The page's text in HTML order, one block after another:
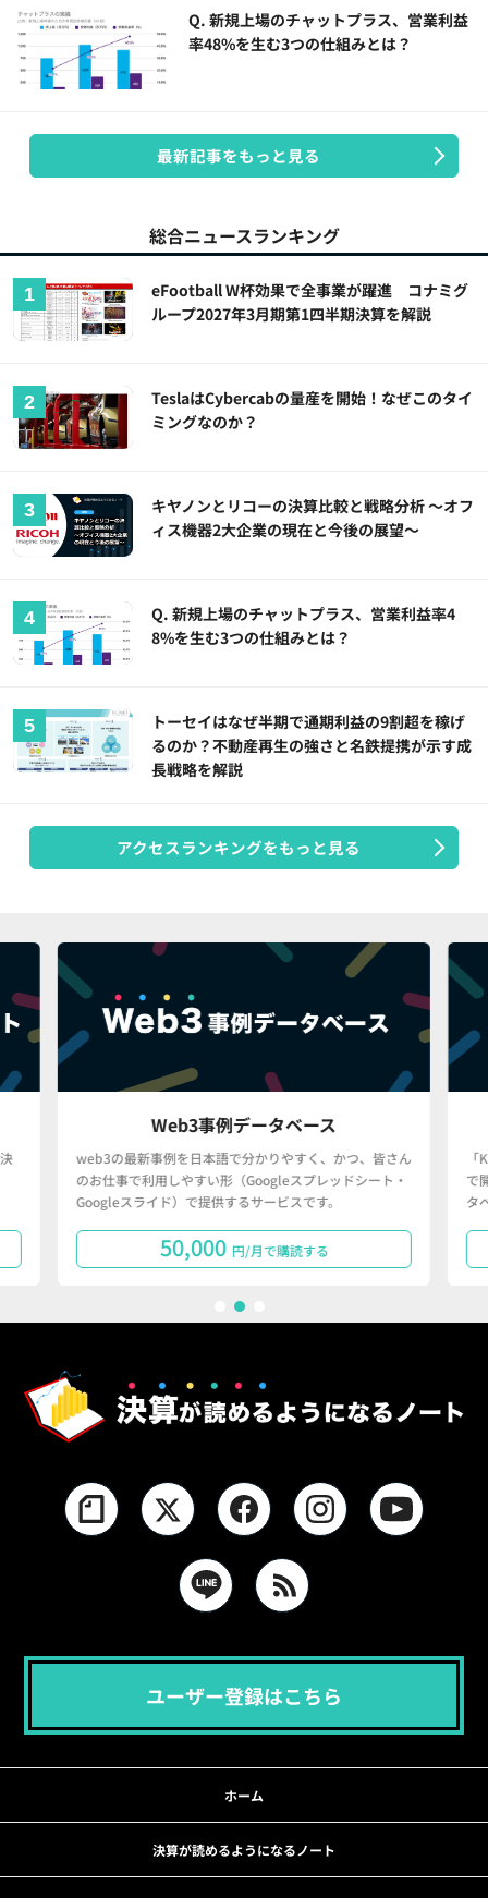
Q. 新規上場のチャットプラス、営業利益
率48%を生む3つの仕組みとは？
最新記事をもっと見る
総合ニュースランキング
eFootball W杯効果で全事業が躍進 コナミグ
ループ2027年3月期第1四半期決算を解説
TeslaはCybercabの量産を開始！なぜこのタイ
ミングなのか？
キヤノンとリコーの決算比較と戦略分析 ～オフ
ィス機器2大企業の現在と今後の展望～
Q. 新規上場のチャットプラス、営業利益率4
8%を生む3つの仕組みとは？
トーセイはなぜ半期で通期利益の9割超を稼げ
るのか？不動産再生の強さと名鉄提携が示す成
長戦略を解説
アクセスランキングをもっと見る
Web3事例データベース
web3の最新事例を日本語で分かりやすく、かつ、皆さん
のお仕事で利用しやすい形（Googleスプレッドシート・
Googleスライド）で提供するサービスです。
50,000 円/月で購読する
で
タ
ユーザー登録はこちら
ホーム
決算が読めるようになるノート